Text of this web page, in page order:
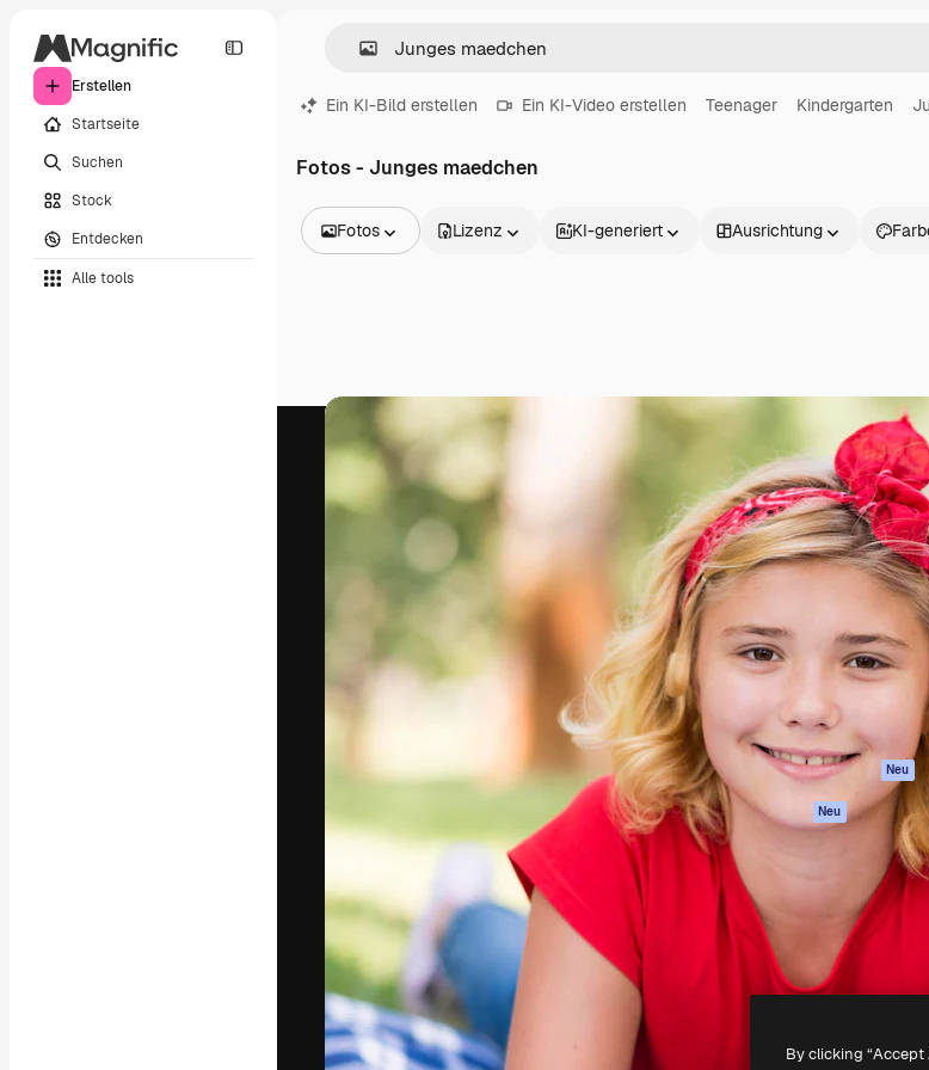
Erstellen
Startseite
Suchen
Stock
Entdecken
Alle tools
Ein KI-Bild erstellen Ein KI-Video erstellen Teenager Kindergarten
Fotos - Junges maedchen
Fotos
Videos
Filmmaterial
Motion Graphics
Videovorlagen
3D-Modelle
Lizenz KI-generiert Ausrichtung
Die kreative Plattform, um deine beste
Arbeit zu verwirklichen. Mehr als 1 Million
Abonnenten unter Kreativen, Unternehmen,
Agenturen und Studios.
Deutsch
Produkte
Spaces
KI-Bildgenerator
KI-Videogenerator
KI-
Stimmengenerator
Stock-Inhalte
MCP für
Claude/ChatGPT
Neu
Agenten Neu
Alle Magnific-Tools
Copyright © 2010- Freepik Company S.L.U. Alle Rechte vorbehalten
By clicking “Accept